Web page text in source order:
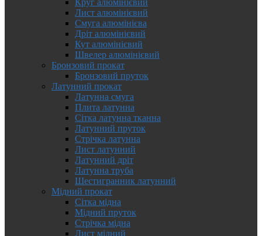
Круг алюмінієвий
Лист алюмінієвий
Смуга алюмінієва
Дріт алюмінієвий
Кут алюмінієвий
Швелер алюмінієвий
Бронзовий прокат
Бронзовий пруток
Латунний прокат
Латунна смуга
Плита латунна
Сітка латунна тканна
Латунний пруток
Стрічка латунна
Лист латунний
Латунний дріт
Латунна труба
Шестигранник латунний
Мідний прокат
Сітка мідна
Мідний пруток
Стрічка мідна
Лист мідний